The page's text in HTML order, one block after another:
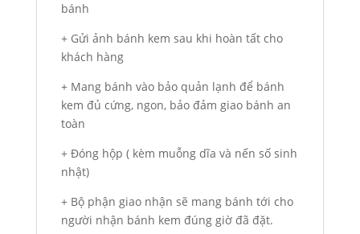
bánh
+ Gửi ảnh bánh kem sau khi hoàn tất cho
khách hàng
+ Mang bánh vào bảo quản lạnh để bánh
kem đủ cứng, ngon, bảo đảm giao bánh an
toàn
+ Đóng hộp ( kèm muỗng dĩa và nến số sinh
nhật)
+ Bộ phận giao nhận sẽ mang bánh tới cho
người nhận bánh kem đúng giờ đã đặt.